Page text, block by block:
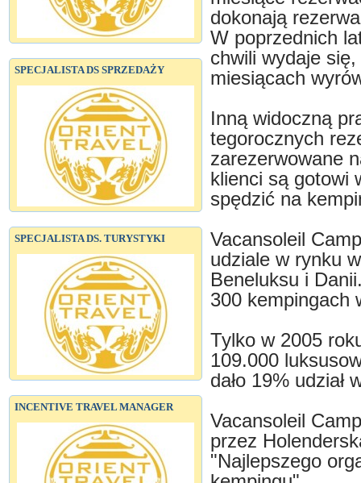
SPECJALISTA DS SPRZEDAŻY
SPECJALISTA DS. TURYSTYKI
INCENTIVE TRAVEL MANAGER
dokonają
W poprzednich
chwili wydaje
miesiącach
Inną widoczną
tegorocznych
zarezerwowane
klienci są gotowi
spędzić na
Vacansoleil
udziale w rynku
Beneluksu i
300 kempingach
Tylko w 2005
109.000
dało 19% udział
Vacansoleil
przez
"Najlepszego